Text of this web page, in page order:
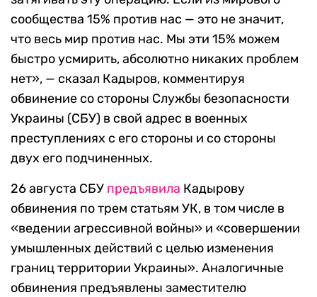
сообщества 15% против нас — это не значит,
что весь мир против нас. Мы эти 15% можем
быстро усмирить, абсолютно никаких проблем
нет», — сказал Кадыров, комментируя
обвинение со стороны Службы безопасности
Украины (СБУ) в свой адрес в военных
преступлениях с его стороны и со стороны
двух его подчиненных.
26 августа СБУ предъявила Кадырову
обвинения по трем статьям УК, в том числе в
«ведении агрессивной войны» и «совершении
умышленных действий с целью изменения
границ территории Украины». Аналогичные
обвинения предъявлены заместителю